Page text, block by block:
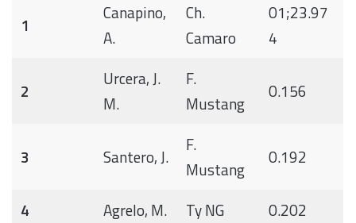
1
Canapino,
A.
Ch.
Camaro
01;23.97
4
2
Urcera, J.
M.
F.
Mustang
0.156
3 Santero, J.
F.
Mustang
0.192
4 Agrelo, M. Ty NG 0.202